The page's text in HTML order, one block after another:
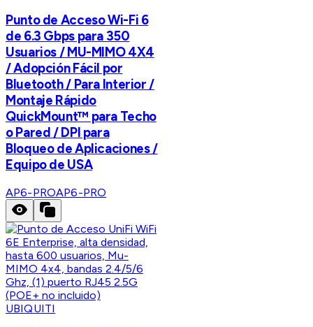
Punto de Acceso Wi-Fi 6
de 6.3 Gbps para 350
Usuarios / MU-MIMO 4X4
/ Adopción Fácil por
Bluetooth / Para Interior /
Montaje Rápido
QuickMount™ para Techo
o Pared / DPI para
Bloqueo de Aplicaciones /
Equipo de USA
AP6-PROAP6-PRO
UBIQUITI